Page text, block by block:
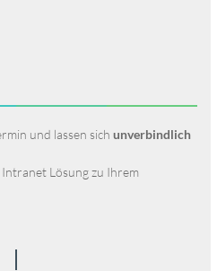
und lassen sichunverbindlich
Intranet Lösung zu Ihrem